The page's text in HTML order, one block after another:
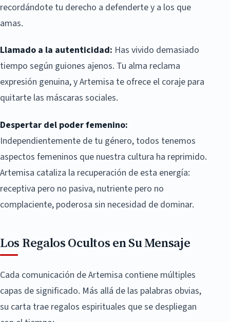
recordándote tu derecho a defenderte y a los que
amas.
Llamado a la autenticidad: Has vivido demasiado
tiempo según guiones ajenos. Tu alma reclama
expresión genuina, y Artemisa te ofrece el coraje para
quitarte las máscaras sociales.
Despertar del poder femenino:
Independientemente de tu género, todos tenemos
aspectos femeninos que nuestra cultura ha reprimido.
Artemisa cataliza la recuperación de esta energía:
receptiva pero no pasiva, nutriente pero no
complaciente, poderosa sin necesidad de dominar.
Los Regalos Ocultos en Su Mensaje
Cada comunicación de Artemisa contiene múltiples
capas de significado. Más allá de las palabras obvias,
su carta trae regalos espirituales que se despliegan